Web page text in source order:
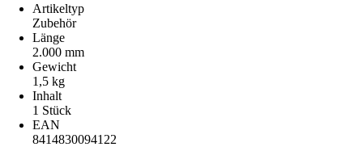
Artikeltyp
Zubehör
Länge
2.000 mm
Gewicht
1,5 kg
Inhalt
1 Stück
EAN
8414830094122